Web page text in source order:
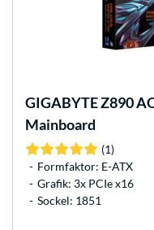
GIGABYTEZ890
Mainboard
(1)
Formfaktor: E-ATX
Grafik: 3x PCIe x16
Sockel: 1851